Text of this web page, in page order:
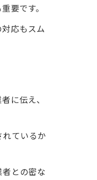
要です。
応もスム
に伝え、
ているか
との密な